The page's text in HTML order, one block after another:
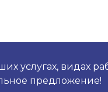
услугах, видах
предложение!